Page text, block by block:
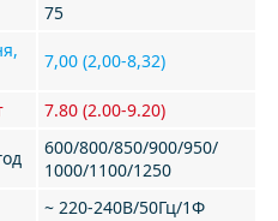
75
7,00 (2,00-8,32)
7.80 (2.00-9.20)
600/800/850/900/950/
1000/1100/1250
~ 220-240В/50Гц/1Ф